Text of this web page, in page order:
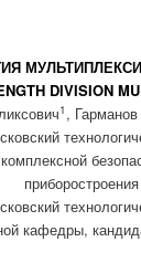
DIVISION
1 ,
приборостроения
кафедры,